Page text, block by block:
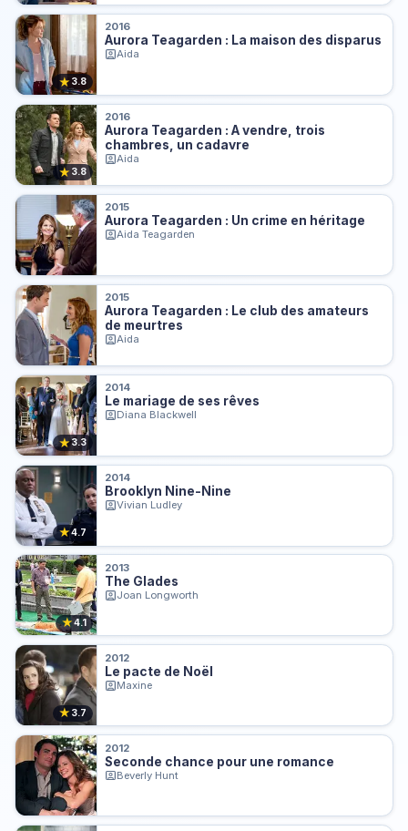
★ 3.8
2016
Aurora Teagarden : La maison des disparus
Aida
★ 3.8
2016
Aurora Teagarden : A vendre, trois
chambres, un cadavre
Aida
2015
Aurora Teagarden : Un crime en héritage
Aida Teagarden
2015
Aurora Teagarden : Le club des amateurs
de meurtres
Aida
★3.3
2014
Le mariage de ses rêves
Diana Blackwell
★4.7
2014
Brooklyn Nine-Nine
Vivian Ludley
★4.1
2013
The Glades
Joan Longworth
★ 3.7
2012
Le pacte de Noël
Maxine
2012
Seconde chance pour une romance
Beverly Hunt